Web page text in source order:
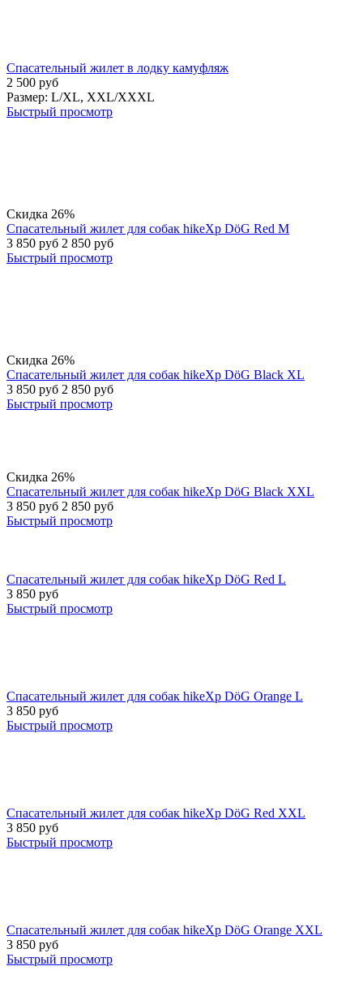
Спасательный жилет в лодку камуфляж
2 500 руб
Размер: L/XL, XXL/XXXL
Быстрый просмотр
Скидка 26%
Спасательный жилет для собак hikeXp DöG Red М
3 850 руб 2 850 руб
Быстрый просмотр
Скидка 26%
Спасательный жилет для собак hikeXp DöG Black XL
3 850 руб 2 850 руб
Быстрый просмотр
Скидка 26%
Спасательный жилет для собак hikeXp DöG Black XXL
3 850 руб 2 850 руб
Быстрый просмотр
Спасательный жилет для собак hikeXp DöG Red L
3 850 руб
Быстрый просмотр
Спасательный жилет для собак hikeXp DöG Orange L
3 850 руб
Быстрый просмотр
Спасательный жилет для собак hikeXp DöG Red XXL
3 850 руб
Быстрый просмотр
Спасательный жилет для собак hikeXp DöG Orange XXL
3 850 руб
Быстрый просмотр